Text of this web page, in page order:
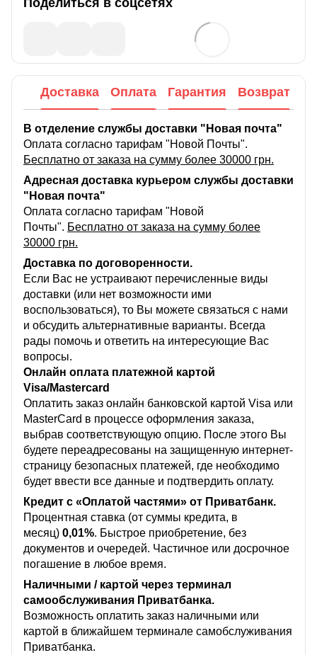
Доставка Оплата Гарантия Возврат
В отделение службы доставки "Новая почта"
Оплата согласно тарифам "Новой Почты".
Бесплатно от заказа на сумму более 30000 грн.
Адресная доставка курьером службы доставки
"Новая почта"
Оплата согласно тарифам "Новой
Почты". Бесплатно от заказа на сумму более
30000 грн.
Доставка по договоренности.
Если Вас не устраивают перечисленные виды
доставки (или нет возможности ими
воспользоваться), то Вы можете связаться с нами
и обсудить альтернативные варианты. Всегда
рады помочь и ответить на интересующие Вас
вопросы.
Онлайн оплата платежной картой
Visa/Mastercard
Оплатить заказ онлайн банковской картой Visa или
MasterCard в процессе оформления заказа,
выбрав соответствующую опцию. После этого Вы
будете переадресованы на защищенную интернет-
страницу безопасных платежей, где необходимо
будет ввести все данные и подтвердить оплату.
Кредит с «Оплатой частями» от Приватбанк.
Процентная ставка (от суммы кредита, в
месяц) 0,01%. Быстрое приобретение, без
документов и очередей. Частичное или досрочное
погашение в любое время.
Наличными / картой через терминал
самообслуживания Приватбанка.
Возможность оплатить заказ наличными или
картой в ближайшем терминале самобслуживания
Приватбанка.